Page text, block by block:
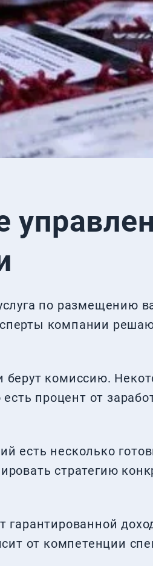
по размещению
компании
комиссию.
процент от
есть несколько
стратегию
от компетенции